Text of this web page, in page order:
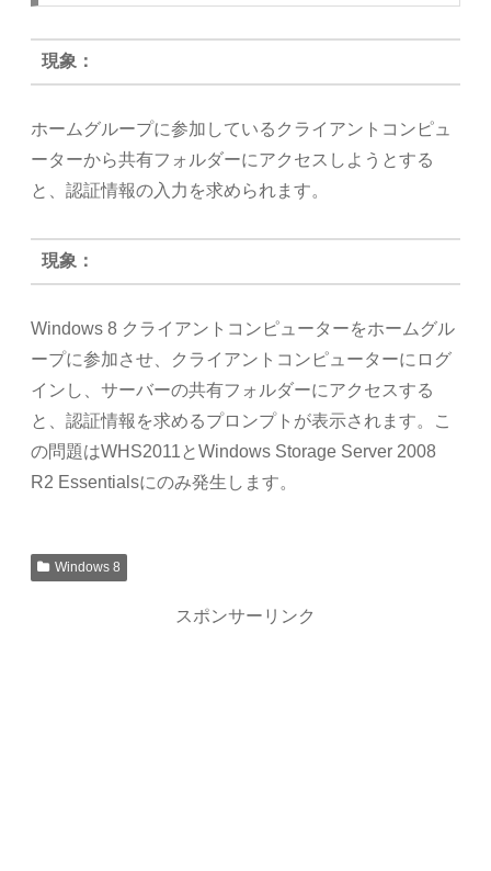
現象：
ホームグループに参加しているクライアントコンピュ
ーターから共有フォルダーにアクセスしようとする
と、認証情報の入力を求められます。
現象：
Windows 8 クライアントコンピューターをホームグル
ープに参加させ、クライアントコンピューターにログ
インし、サーバーの共有フォルダーにアクセスする
と、認証情報を求めるプロンプトが表示されます。こ
の問題はWHS2011とWindows Storage Server 2008
R2 Essentialsにのみ発生します。
Windows 8
スポンサーリンク